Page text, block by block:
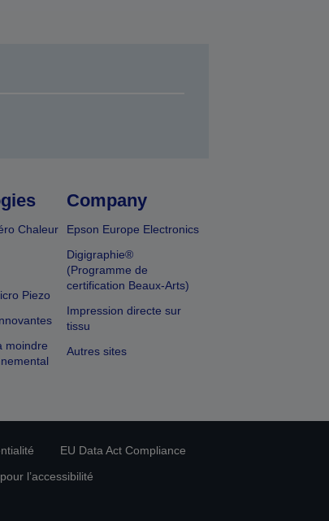
Chaleur
Piezo
moindre
Company
Epson Europe Electronics
Digigraphie®
(Programme de
certification Beaux-Arts)
Impression directe sur
tissu
Autres sites
EU Data Act Compliance
l’accessibilité